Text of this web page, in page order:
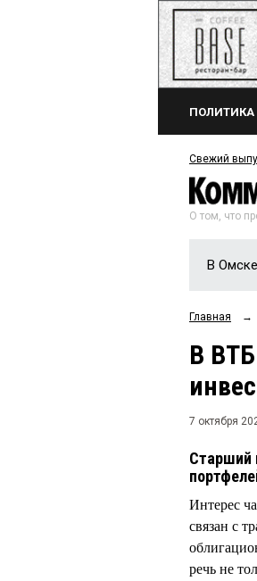
ПОЛИТИКА
Свежий
О том, что
В
Главная →
В
7 октября
Cтарший
Интерес
связан с
речь не